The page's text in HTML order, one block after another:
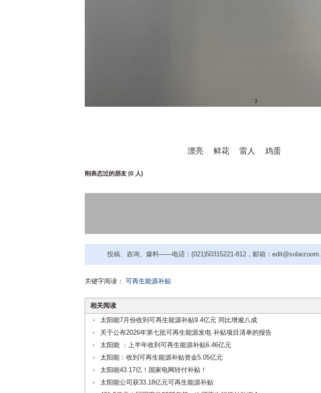
漂亮 鲜花 雷人 鸡蛋
刚表态过的朋友 (0 人)
投稿、咨询、爆料——电话：(021)50315221-812，邮箱：
关键字阅读： 可再生能源补贴
相关阅读
太阳能7月份收到可再生能源补贴9.4亿元 同比增逾八成
关于公布2026年第七批可再生能源发电 补贴项目清单的报告
太阳能 ：上半年收到可再生能源补贴6.46亿元
太阳能：收到可再生能源补贴资金5.05亿元
太阳能43.17亿！国家电网转付补贴！
太阳能公司获33.18亿元可再生能源补贴